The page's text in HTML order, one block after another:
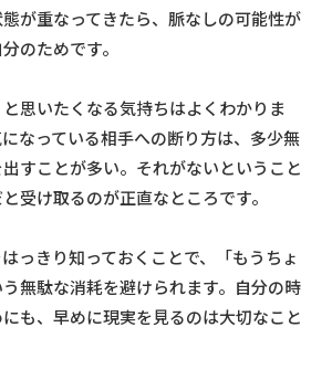
が重なってきたら、脈なしの可能性が
のためです。
と思いたくなる気持ちはよくわかりま
なっている相手への断り方は、多少無
すことが多い。それがないということ
受け取るのが正直なところです。
っきり知っておくことで、「もうちょ
無駄な消耗を避けられます。自分の時
も、早めに現実を見るのは大切なこと